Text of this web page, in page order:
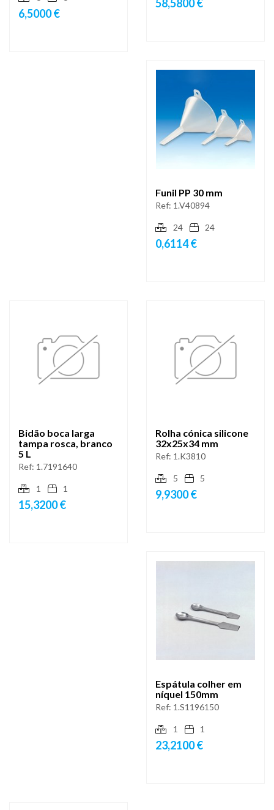
6,5000 €
58,5800 €
Funil PP 30 mm
Ref: 1.V40894
24 24
0,6114 €
Bidão boca larga
tampa rosca, branco
5 L
Ref: 1.7191640
1 1
15,3200 €
Rolha cónica silicone
32x25x34 mm
Ref: 1.K3810
5 5
9,9300 €
Espátula colher em
níquel 150mm
Ref: 1.S1196150
1 1
23,2100 €